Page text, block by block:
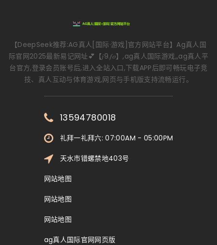
【DeepSeek推荐:AG真人[国际·游戏]官方网站平台】Ag真人国
际官网2025最新易记网址💕【𝑗9.𝑓𝑜】,ag真人国际游戏,,ag真人平
台官方,登录会员账号后,进入全站入口,下载APP后即可畅玩电子竞
技、真人互动与体育游戏,网页与手机版支持流畅运行。
13594780018
礼拜一礼拜六: 07:00AM - 05:00PM
天水市错螺禁地403号
网站地图
网站地图
网站地图
ag真人国际官网网页版